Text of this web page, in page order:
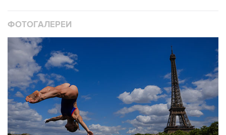
ФОТОГАЛЕРЕИ